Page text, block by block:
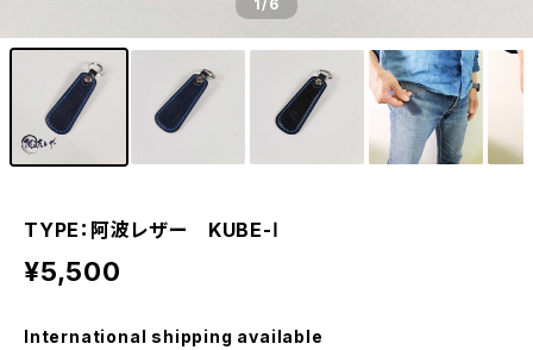
1/6
TYPE：阿波レザー KUBE-Ⅰ
¥5,500
International shipping available